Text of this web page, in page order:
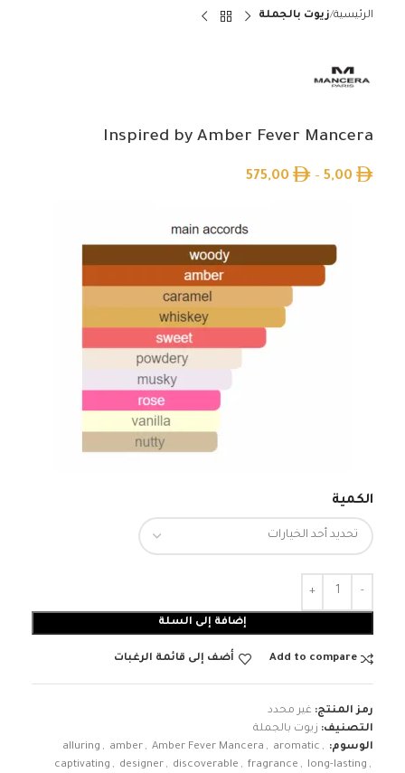
الرئيسية زيوت بالجملة
Inspired by Amber Fever Mancera
5,00
–
575,00
الكمية
إضافة إلى السلة
Add to compare أضف إلى قائمة الرغبات
رمز المنتج: غير محدد
التصنيف: زيوت بالجملة
الوسوم:
alluring , amber , Amber Fever Mancera , aromatic ,
captivating , designer , discoverable , fragrance , long-lasting ,